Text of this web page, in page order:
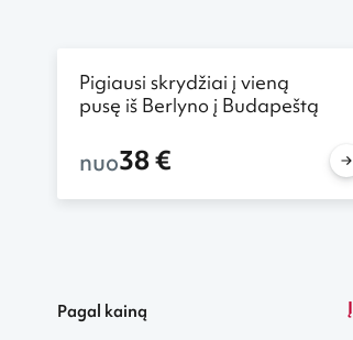
Pigiausi skrydžiai į vieną
pusę iš Berlyno į Budapeštą
nuo38 €
Pagal kainą